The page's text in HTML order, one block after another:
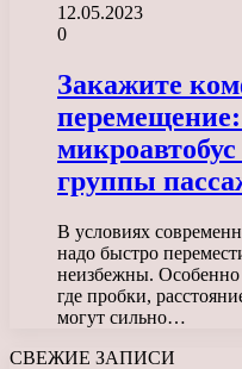
12.05.2023
0
Закажите
перемещение:
группы
В условиях
надо быстро
неизбежны. Особенно
где пробки,
могут сильно…
СВЕЖИЕ ЗАПИСИ